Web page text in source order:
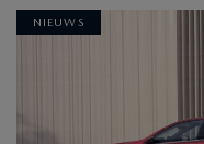
NIEUWS